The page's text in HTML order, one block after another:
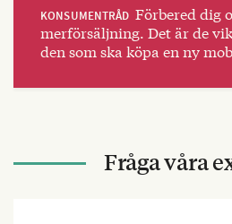
KONSUMENTRÅD Förbered dig
merförsäljning. Det är de
den som ska köpa en ny
Fråga våra